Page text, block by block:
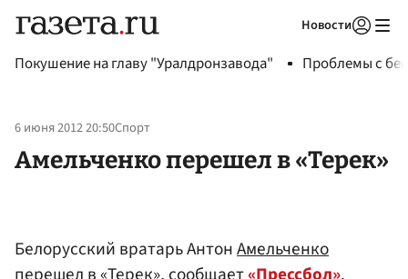
Новости
Покушение на главу "Уралдронзавода" Проблемы с
6 июня 2012 20:50Спорт
Амельченко перешел в «Терек»
Белорусский вратарь АнтонАмельченко